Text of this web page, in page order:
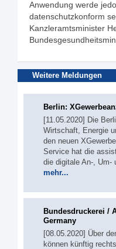
Anwendung werde
datenschutzkonform
Kanzleramtsminister
Weitere Meldungen
Berlin:
[11.05.2020] Die
Wirtschaft, Energie
den neuen
Service hat die
die digitale An-, Um-
mehr...
Bundesdruckerei /
Germany
[08.05.2020] Über
können künftig